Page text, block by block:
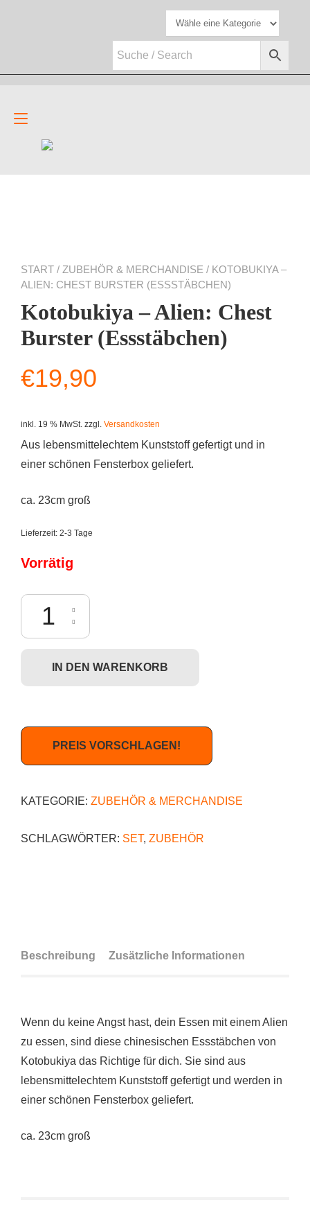
Navigation
umschalten
START / ZUBEHÖR & MERCHANDISE / KOTOBUKIYA –
ALIEN: CHEST BURSTER (ESSSTÄBCHEN)
Kotobukiya – Alien: Chest
Burster (Essstäbchen)
€19,90
inkl. 19 % MwSt. zzgl. Versandkosten
Aus lebensmittelechtem Kunststoff gefertigt und in
einer schönen Fensterbox geliefert.
ca. 23cm groß
Lieferzeit: 2-3 Tage
Vorrätig
Kotobukiya - Alien: Chest Burster (Essstäbchen) Menge
IN DEN WARENKORB
PREIS VORSCHLAGEN!
KATEGORIE: ZUBEHÖR & MERCHANDISE
SCHLAGWÖRTER: SET, ZUBEHÖR
Beschreibung Zusätzliche Informationen
Wenn du keine Angst hast, dein Essen mit einem Alien
zu essen, sind diese chinesischen Essstäbchen von
Kotobukiya das Richtige für dich. Sie sind aus
lebensmittelechtem Kunststoff gefertigt und werden in
einer schönen Fensterbox geliefert.
ca. 23cm groß